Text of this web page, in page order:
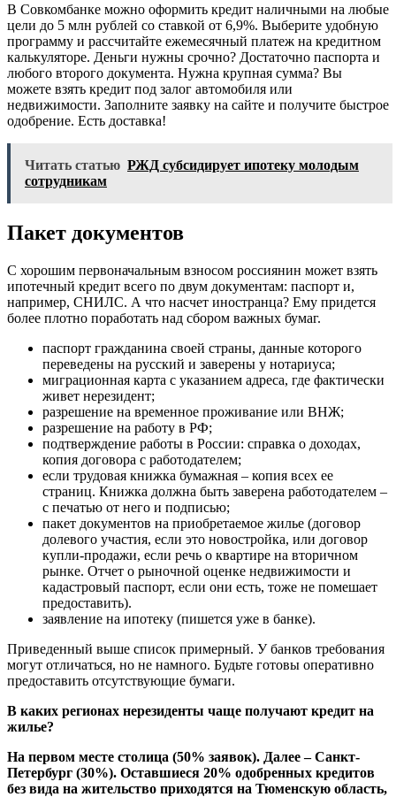
В Совкомбанке можно оформить кредит наличными на любые
цели до 5 млн рублей со ставкой от 6,9%. Выберите удобную
программу и рассчитайте ежемесячный платеж на кредитном
калькуляторе. Деньги нужны срочно? Достаточно паспорта и
любого второго документа. Нужна крупная сумма? Вы
можете взять кредит под залог автомобиля или
недвижимости. Заполните заявку на сайте и получите быстрое
одобрение. Есть доставка!
Читать статью РЖД субсидирует ипотеку молодым
сотрудникам
Пакет документов
С хорошим первоначальным взносом россиянин может взять
ипотечный кредит всего по двум документам: паспорт и,
например, СНИЛС. А что насчет иностранца? Ему придется
более плотно поработать над сбором важных бумаг.
паспорт гражданина своей страны, данные которого
переведены на русский и заверены у нотариуса;
миграционная карта с указанием адреса, где фактически
живет нерезидент;
разрешение на временное проживание или ВНЖ;
разрешение на работу в РФ;
подтверждение работы в России: справка о доходах,
копия договора с работодателем;
если трудовая книжка бумажная – копия всех ее
страниц. Книжка должна быть заверена работодателем –
с печатью от него и подписью;
пакет документов на приобретаемое жилье (договор
долевого участия, если это новостройка, или договор
купли-продажи, если речь о квартире на вторичном
рынке. Отчет о рыночной оценке недвижимости и
кадастровый паспорт, если они есть, тоже не помешает
предоставить).
заявление на ипотеку (пишется уже в банке).
Приведенный выше список примерный. У банков требования
могут отличаться, но не намного. Будьте готовы оперативно
предоставить отсутствующие бумаги.
В каких регионах нерезиденты чаще получают кредит на
жилье?
На первом месте столица (50% заявок). Далее – Санкт-
Петербург (30%). Оставшиеся 20% одобренных кредитов
без вида на жительство приходятся на Тюменскую область,